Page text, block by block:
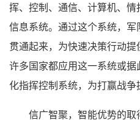
挥、控制、通信、计算机、
信息系统。通过这个系统，
贯通起来，为快速决策行动提
许多国家都应用这一系统或
化指挥控制系统，为打赢战争
信广智聚，智能优势的取